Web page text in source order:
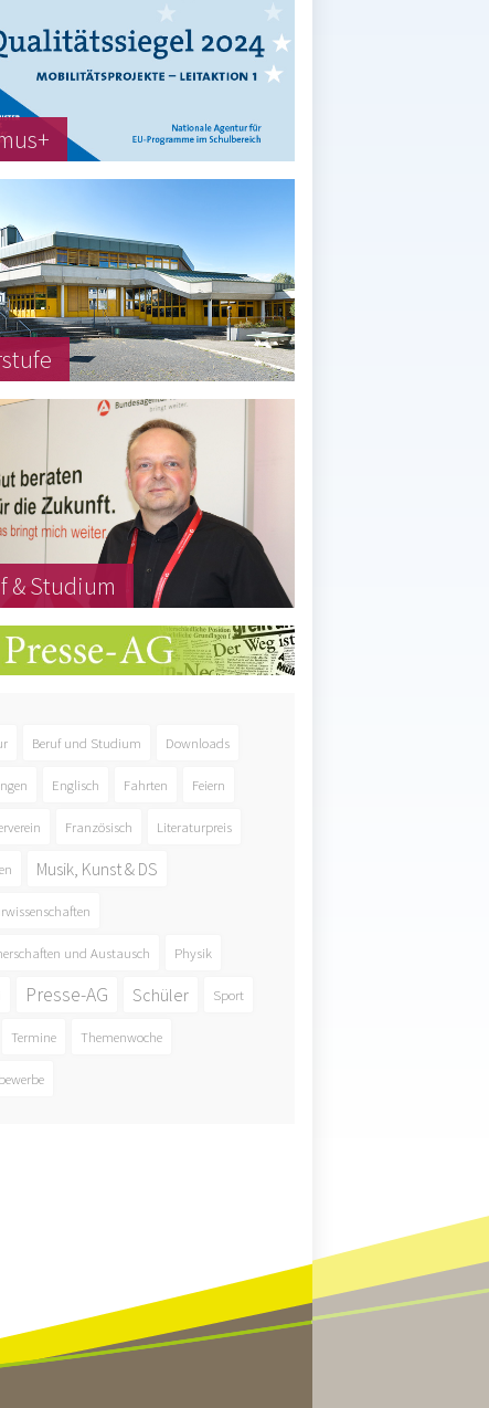
& Studium
Beruf und Studium Downloads
Englisch Fahrten Feiern
Französisch Literaturpreis
Musik, Kunst & DS
und Austausch Physik
Presse-AG Schüler Sport
Termine Themenwoche